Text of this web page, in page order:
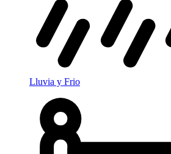
Lluvia y Frio